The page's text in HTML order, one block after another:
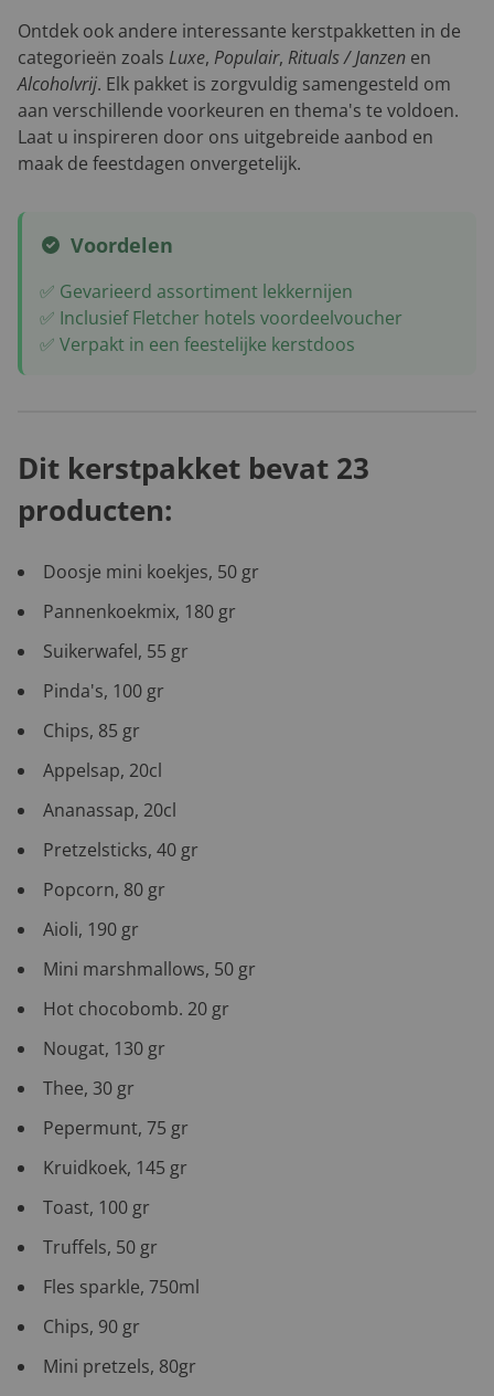
Ontdek ook andere interessante kerstpakketten in de
categorieën zoals Luxe, Populair, Rituals / Janzen en
Alcoholvrij. Elk pakket is zorgvuldig samengesteld om
aan verschillende voorkeuren en thema's te voldoen.
Laat u inspireren door ons uitgebreide aanbod en
maak de feestdagen onvergetelijk.
Voordelen
✅ Gevarieerd assortiment lekkernijen
✅ Inclusief Fletcher hotels voordeelvoucher
✅ Verpakt in een feestelijke kerstdoos
Dit kerstpakket bevat 23
producten:
Doosje mini koekjes, 50 gr
Pannenkoekmix, 180 gr
Suikerwafel, 55 gr
Pinda's, 100 gr
Chips, 85 gr
Appelsap, 20cl
Ananassap, 20cl
Pretzelsticks, 40 gr
Popcorn, 80 gr
Aioli, 190 gr
Mini marshmallows, 50 gr
Hot chocobomb. 20 gr
Nougat, 130 gr
Thee, 30 gr
Pepermunt, 75 gr
Kruidkoek, 145 gr
Toast, 100 gr
Truffels, 50 gr
Fles sparkle, 750ml
Chips, 90 gr
Mini pretzels, 80gr